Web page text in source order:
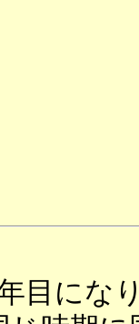
目にな